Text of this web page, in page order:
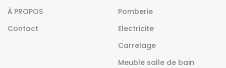
À PROPOS
Contact
Pomberie
Electricite
Carrelage
Meuble salle de bain